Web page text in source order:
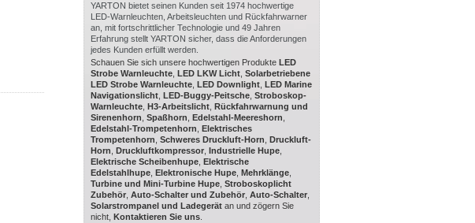
YARTON bietet seinen Kunden seit 1974 hochwertige
LED-Warnleuchten, Arbeitsleuchten und Rückfahrwarner
an, mit fortschrittlicher Technologie und 49 Jahren
Erfahrung stellt YARTON sicher, dass die Anforderungen
jedes Kunden erfüllt werden.
Schauen Sie sich unsere hochwertigen Produkte LED
Strobe Warnleuchte, LED LKW Licht, Solarbetriebene
LED Strobe Warnleuchte, LED Downlight, LED Marine
Navigationslicht, LED-Buggy-Peitsche, Stroboskop-
Warnleuchte, H3-Arbeitslicht, Rückfahrwarnung und
Sirenenhorn, Spaßhorn, Edelstahl-Meereshorn,
Edelstahl-Trompetenhorn, Elektrisches
Trompetenhorn, Schweres Druckluft-Horn, Druckluft-
Horn, Druckluftkompressor, Industrielle Hupe,
Elektrische Scheibenhupe, Elektrische
Edelstahlhupe, Elektronische Hupe, Mehrklänge,
Turbine und Mini-Turbine Hupe, Stroboskoplicht
Zubehör, Auto-Schalter und Zubehör, Auto-Schalter,
Solarstrompanel und Ladegerät an und zögern Sie
nicht, Kontaktieren Sie uns.